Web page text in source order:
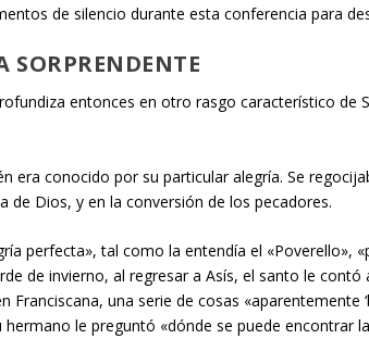
de silencio durante esta conferencia para
SORPRENDENTE
entonces en otro rasgo característico de
era conocido por su particular alegría. Se
de Dios, y en la conversión de los pecadores.
perfecta», tal como la entendía el «Poverello»,
de invierno, al regresar a Asís, el santo le
Franciscana, una serie de cosas «aparentemente
hermano le preguntó «dónde se puede encontrar